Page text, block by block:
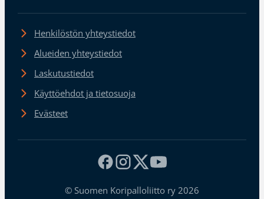
Henkilöstön yhteystiedot
Alueiden yhteystiedot
Laskutustiedot
Käyttöehdot ja tietosuoja
Evästeet
© Suomen Koripalloliitto ry 2026